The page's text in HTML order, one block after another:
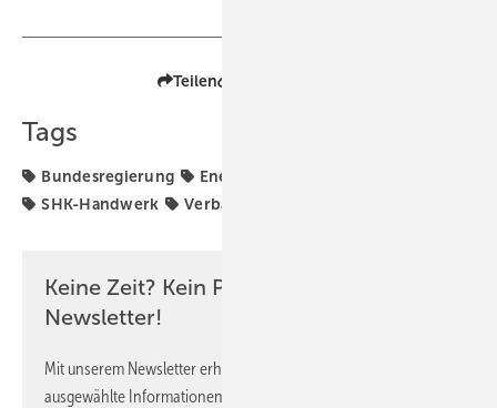
Teilen
Tags
Bundesregierung Energiepolitik
SHK-Handwerk
Verbände
Keine Zeit? Kein Problem mit dem SBZ
Newsletter!
Mit unserem Newsletter erhalten Sie regelmäßig von uns
ausgewählte Informationen und Neuigkeiten, gebündelt und